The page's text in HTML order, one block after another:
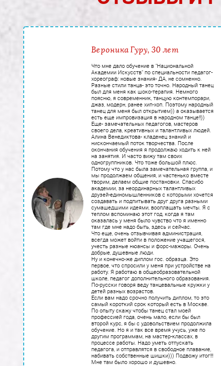
Вероника Гуру, 30 лет
Что мне дало обучение в "Национальной
Академии Искусств" по специальности педагог-
хореограф: новые знания- ДА, не сомненно.
Разные стили танца- это точно. Народный танец
был для меня как шоко-терапия. Немного
поясню, я современник, танцую контемпорари,
джаз, модерн, ранее хип-хоп. Поэтому народный
танец для меня был открытием)) а оказывается
есть еще импровизация в народном танце!!))
Еще- замечательных педагогов, мастеров
своего дела, креативных и талантливых людей.
Алина Венедиктова- кладенец знаний и
нискончаемый поток творчества. После
окончания обучения я продолжаю ходить к ней
на занятия. И часто вижу там своих
одногруппников. Что тоже большой плюс.
Потому что у нас была замечательная группа, и
мы продолжаем общения, и частенько вместе
творим, делаем общие постановки. Спасибо
академии, за неординарных талантливых
друзей-единомышленников с которыми хочется
создавать и подпитывать друг друга разными
сумашедшими идеями, вооплащать мечты. Я с
теплом вспоминаю этот год, когда я там
оказалась у меня было чувство что я именно
там где мне надо быть, здесь и сейчас.
Что еще, очень отзывчивая администрация,
всегда может войти в положение учащегося,
учесть разные нюансы и форс-мажоры. Очень
добрые, душевные люди.
Ну и конечно-же диплом гос. образца. Это
первое, что спросили у меня при устройстве на
работу. Я работаю в общеобразовательной
школе, педагог дополнительного образования.
По-русски говоря веду танцевальные кружки у
детей разных возрастов.
Если вам надо срочно получить диплом, то это
самый короткий срок который есть в Москве.
По опыту скажу чтобы танец стал моей
профессией года, очень мало, если бы был
второй курс, я бы с удовольствием продолжила
обучение. Но я и так все время учусь, уже по
другим программам, на мастер-классах, в
процессе работы. Надо уметь отпускать
педагога, и отправлятся в свободное плавание,
набивать собственные шишки))) Подвожу итог!!!
Мне там было хорошо и душевно.